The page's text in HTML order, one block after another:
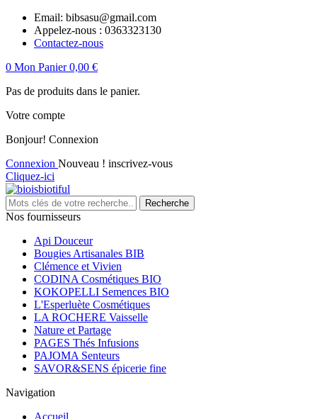
Email: bibsasu@gmail.com
Appelez-nous : 0363323130
Contactez-nous
0 Mon Panier 0,00 €
Pas de produits dans le panier.
Votre compte
Bonjour! Connexion
Connexion Nouveau ! inscrivez-vous
Cliquez-ici
Recherche
Nos fournisseurs
Api Douceur
Bougies Artisanales BIB
Clémence et Vivien
CODINA Cosmétiques BIO
KOKOPELLI Semences BIO
L'Esperluète Cosmétiques
LA ROCHERE Vaisselle
Nature et Partage
PAGES Thés Infusions
PAJOMA Senteurs
SAVOR&SENS épicerie fine
Navigation
Accueil